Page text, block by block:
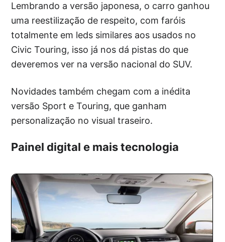
Lembrando a versão japonesa, o carro ganhou
uma reestilização de respeito, com faróis
totalmente em leds similares aos usados no
Civic Touring, isso já nos dá pistas do que
deveremos ver na versão nacional do SUV.
Novidades também chegam com a inédita
versão Sport e Touring, que ganham
personalização no visual traseiro.
Painel digital e mais tecnologia